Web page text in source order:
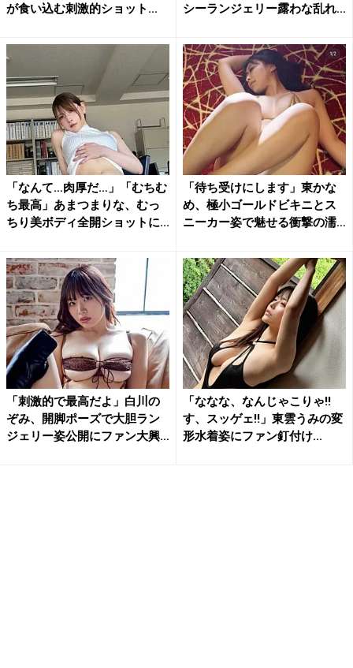
が食い込む刺激的ショット...
シーランジェリー露わな乱れ...
「なんて…肉厚だ…」「むちむ
ち最高」あまつまりな、むっ
ちり美ボディ全開ショットに...
「待ち受けにします」東かな
め、極小ゴールドビキニとス
ニーカー姿で魅せる衝撃の濡
「刺激的で最高だよ」白川の
ぞみ、開脚ポーズで大胆ラン
ジェリー姿公開にファン大興
「ななな、なんじゃこりゃ!!
す、スッゲェ!!」東雲うみの変
形水着姿にファン釘付け...